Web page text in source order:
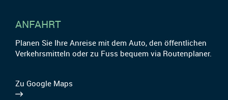
ANFAHRT
Planen Sie Ihre Anreise mit dem Auto, den öffentlichen
Verkehrsmitteln oder zu Fuss bequem via Routenplaner.
Zu Google Maps